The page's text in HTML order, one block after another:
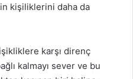
kişiliklerini daha da
karşı direnç
kalmayı sever ve bu